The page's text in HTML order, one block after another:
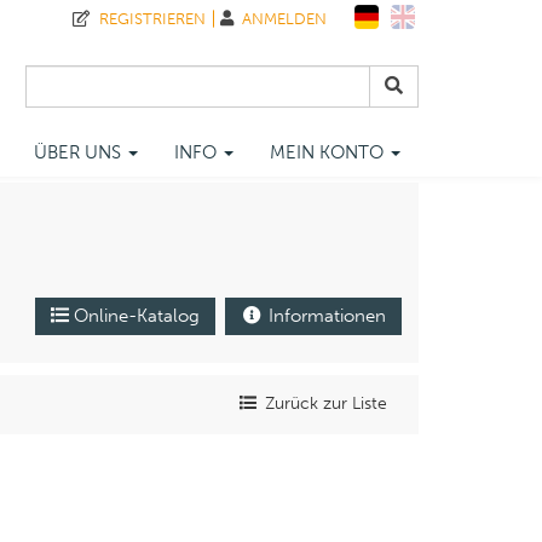
ÜBER UNS INFO MEIN KONTO
REGISTRIEREN ANMELDEN
Online-Katalog Informationen
Zurück zur Liste